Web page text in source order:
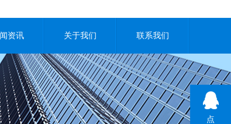
资讯 关于我们 联系我们
点